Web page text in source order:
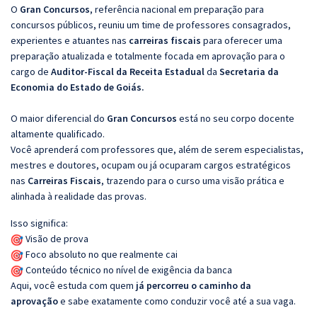
O Gran Concursos, referência nacional em preparação para
concursos públicos, reuniu um time de professores consagrados,
experientes e atuantes nas carreiras fiscais para oferecer uma
preparação atualizada e totalmente focada em aprovação para o
cargo de Auditor-Fiscal da Receita Estadualda Secretaria da
Economia do Estado de Goiás.
O maior diferencial do Gran Concursos está no seu corpo docente
altamente qualificado.
Você aprenderá com professores que, além de serem especialistas,
mestres e doutores, ocupam ou já ocuparam cargos estratégicos
nas Carreiras Fiscais, trazendo para o curso uma visão prática e
alinhada à realidade das provas.
Isso significa:
Visão de prova
Foco absoluto no que realmente cai
Conteúdo técnico no nível de exigência da banca
Aqui, você estuda com quem já percorreu o caminho da
aprovaçãoe sabe exatamente como conduzir você até a sua vaga.